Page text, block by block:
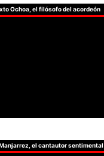
Ochoa, el filósofo del acordeón
el cantautor sentimental